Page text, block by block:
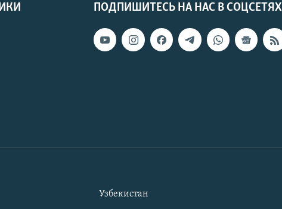
ПОДПИШИТЕСЬ НА НАС В СОЦСЕТЯХ
Узбекистан